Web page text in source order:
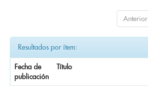
Anterior
Resultados por ítem:
Fecha de
publicación
Título